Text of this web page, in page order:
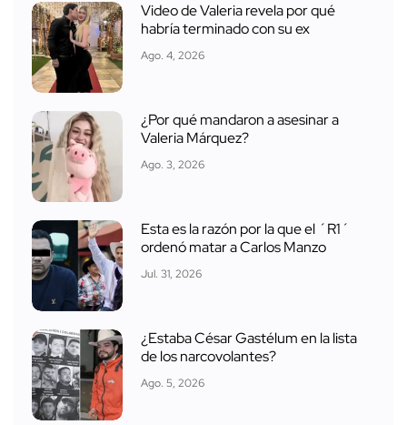
Video de Valeria revela por qué
habría terminado con su ex
Ago. 4, 2026
¿Por qué mandaron a asesinar a
Valeria Márquez?
Ago. 3, 2026
Esta es la razón por la que el ´R1´
ordenó matar a Carlos Manzo
Jul. 31, 2026
¿Estaba César Gastélum en la lista
de los narcovolantes?
Ago. 5, 2026